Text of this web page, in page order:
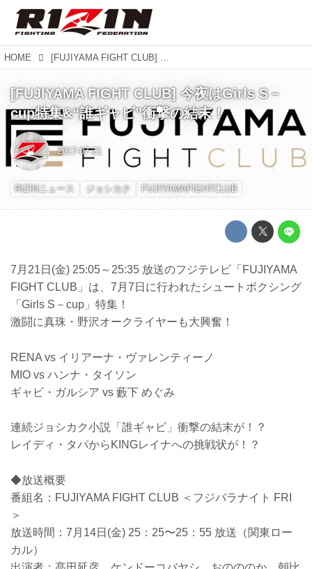
HOME [FUJIYAMA FIGHT CLUB] 今夜はGirls S－cup特集&“誰ギャビ”衝撃の結末！
[FUJIYAMA FIGHT CLUB] 今夜はGirls S－
cup特集&“誰ギャビ”衝撃の結末！
2017-07-21
RIZINニュース ジョシカク FUJIYAMAFIGHTCLUB
7月21日(金) 25:05～25:35 放送のフジテレビ「FUJIYAMA
FIGHT CLUB」は、7月7日に行われたシュートボクシング
「Girls S－cup」特集！
激闘に真珠・野沢オークライヤーも大興奮！
RENA vs イリアーナ・ヴァレンティーノ
MIO vs ハンナ・タイソン
ギャビ・ガルシア vs 藪下 めぐみ
連続ジョシカク小説「誰ギャビ」衝撃の結末が！？
レイディ・タパからKINGレイナへの挑戦状が！？
◆放送概要
番組名：FUJIYAMA FIGHT CLUB ＜フジバラナイト FRI
＞
放送時間：7月14日(金) 25：25〜25：55 放送（関東ロー
カル）